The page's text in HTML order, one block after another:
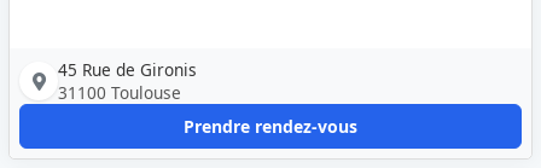
45 Rue de Gironis
31100 Toulouse
Prendre rendez-vous